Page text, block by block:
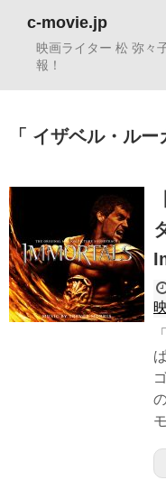
c-movie.jp
映画ライター 松 弥々
報！
イザベル・ルー